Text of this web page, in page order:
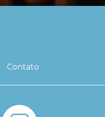
Contato